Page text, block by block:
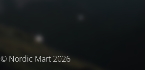
© Nordic Mart 2026